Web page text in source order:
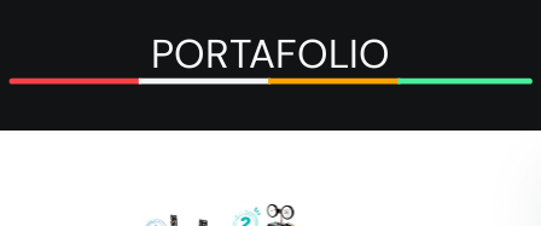
PORTAFOLIO